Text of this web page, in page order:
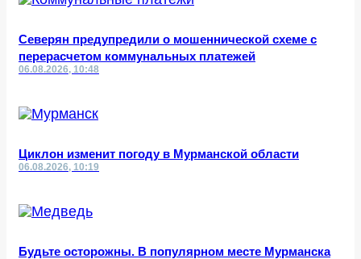
Северян предупредили о мошеннической схеме с
перерасчетом коммунальных платежей
06.08.2026, 10:48
Циклон изменит погоду в Мурманской области
06.08.2026, 10:19
Будьте осторожны. В популярном месте Мурманска